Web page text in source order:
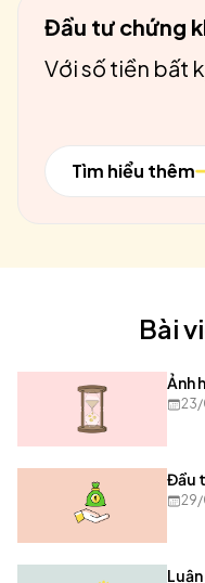
Đầu tư chứng
Với số tiền bất
Tìm hiểu thêm
Bài
Ảnh
Đầu